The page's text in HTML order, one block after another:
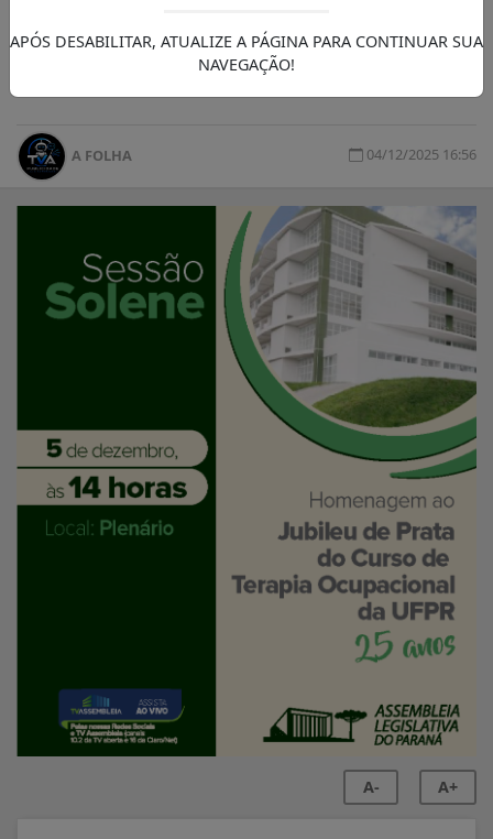
sexta-feira (5)
A FOLHA 04/12/2025 16:56
A- A+
APÓS DESABILITAR, ATUALIZE A PÁGINA PARA CONTINUAR SUA
NAVEGAÇÃO!